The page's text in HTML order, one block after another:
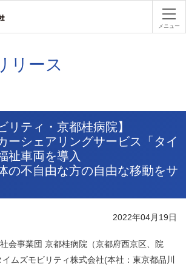
パーク２
メニュー
リース
リティ・京都桂病院】
ーシェアリングサービス「タイ
祉車両を導入
の不自由な方の自由な移動をサ
2022年04月19日
会事業団 京都桂病院（京都府西京区、院
ムズモビリティ株式会社(本社：東京都品川